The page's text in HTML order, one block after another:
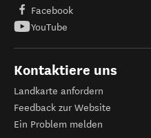
Facebook
YouTube
Kontaktiere uns
Landkarte anfordern
Feedback zur Website
Ein Problem melden